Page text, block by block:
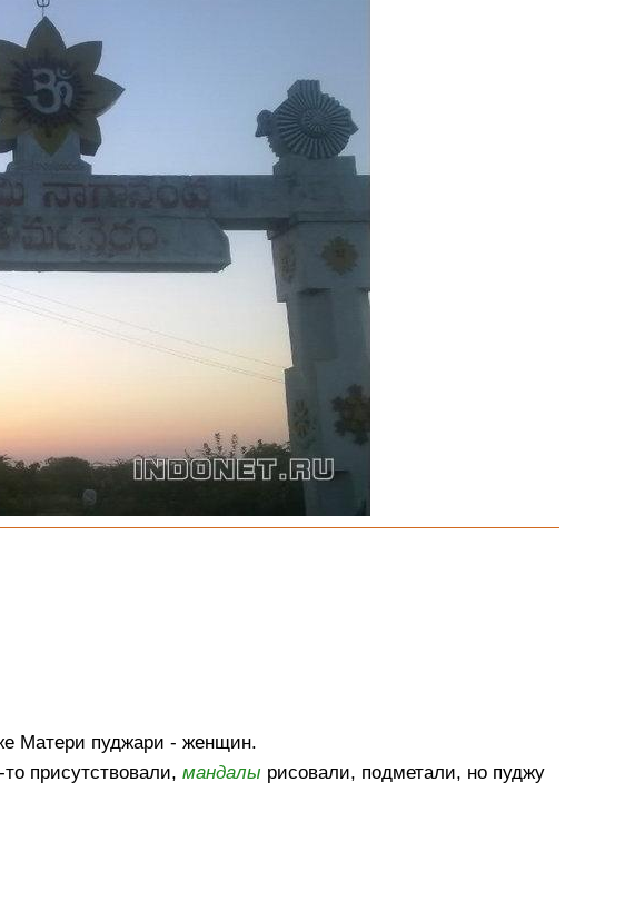
Матери пуджари - женщин.
то присутствовали,мандалы рисовали, подметали, но пуджу